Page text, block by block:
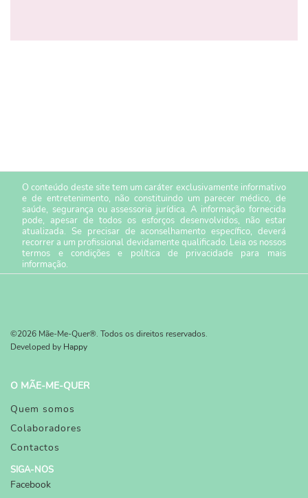
O conteúdo deste site tem um caráter exclusivamente informativo
e de entretenimento, não constituindo um parecer médico, de
saúde, segurança ou assessoria jurídica. A informação fornecida
pode, apesar de todos os esforços desenvolvidos, não estar
atualizada. Se precisar de aconselhamento específico, deverá
recorrer a um profissional devidamente qualificado. Leia os nossos
termos e condiçõese política de privacidade para mais
informação.
©2026 Mãe-Me-Quer®. Todos os direitos reservados.
Developed by Happy
O MÃE-ME-QUER
Quem somos
Colaboradores
Contactos
SIGA-NOS
Facebook